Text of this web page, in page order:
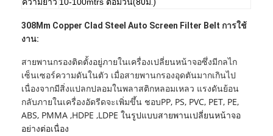
การทอผ้า Dutch (KPZ), ดัตช์ทอ (DTW)
ลวด
เข็มขัด
วัสดุชนิดเดียวกัน เราสามารถทอได้ 2 แบบ คือ
Reverse Dutch และ Dutch Type
สีพื้นผิว
วัสดุชนิดเดียวกัน Reverse dutch - สีเหลืองทอง
เหลือง , สำหรับผ้าทอ Dutch - สีดำ
ถูกตัด
ทอน
สำหรับตาข่ายและขนาดเราสามารถจัดทำตาม
คำขอพิเศษใดก็ได้
308Mm Copper Clad Steel Auto Screen Filter Belt การใช้
งาน:
สายพานกรองติดตั้งอยู่ภายในเครื่องเปลี่ยนหน้าจอซึ่งมีกลไก
เซ็นเซอร์ความดันในตัว เมื่อสายพานกรองอุดตันมากเกินไป
เนื่องจากมีสิ่งแปลกปลอมในพลาสติกหลอมเหลว แรงดันย้อน
กลับภายในเครื่องอัดรีดจะเพิ่มขึ้น ชอบPP, PS, PVC, PET, PE,
ABS, PMMA ,HDPE ,LDPE ในรูปแบบสายพานเปลี่ยนหน้าจอ
อย่างต่อเนื่อง